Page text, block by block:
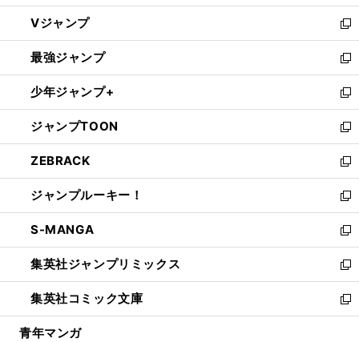
ウ
ィ
ン
ド
ウ
で
開
く
し
い
ウ
ィ
ン
ド
ウ
で
開
く
Vジャンプ
新
し
い
ウ
ィ
ン
ド
ウ
で
開
く
最強ジャンプ
新
し
い
ウ
ィ
ン
ド
ウ
で
開
く
少年ジャンプ+
新
し
い
ウ
ィ
ン
ド
ウ
で
開
く
ジャンプTOON
新
し
い
ウ
ィ
ン
ド
ウ
で
開
く
ZEBRACK
新
し
い
ウ
ィ
ン
ド
ウ
で
開
ジャンプルーキー！
新
し
い
ウ
ィ
ン
ド
ウ
S-MANGA
新
し
い
ウ
ィ
ン
集英社ジャンプリミックス
新
し
い
ウ
集英社コミック文庫
新
し
青年マンガ